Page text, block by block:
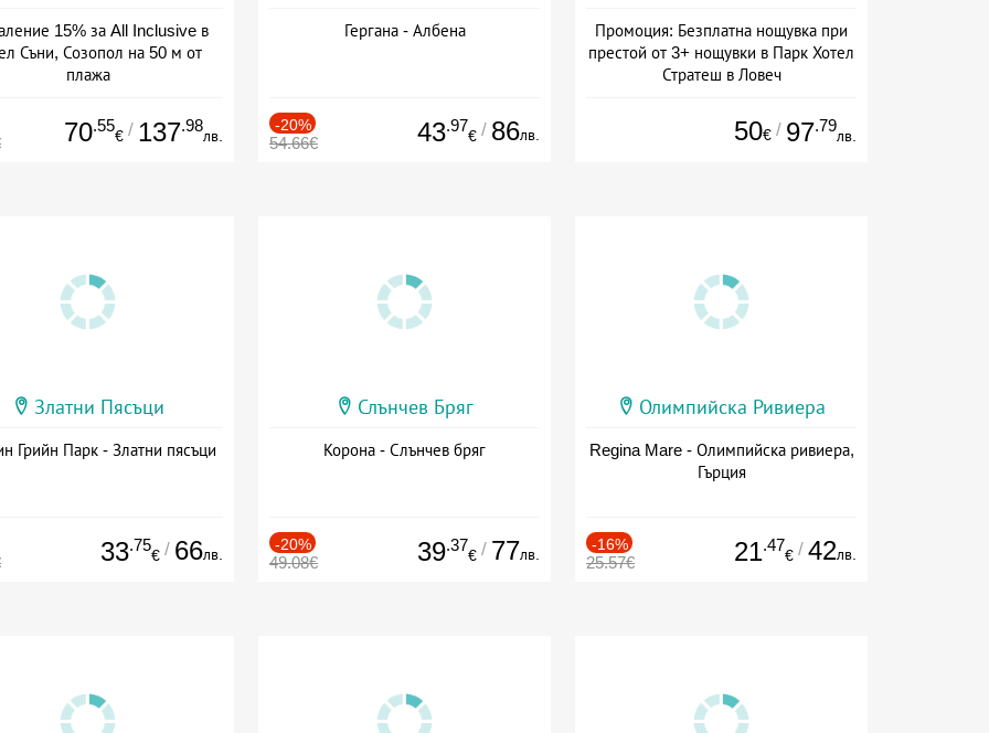
15% за All Inclusive в
Съни, Созопол на 50 м от
плажа
70.55
€ / 137.98
лв.
Гергана - Албена
-20%
54.66€ 43.97
€ / 86лв.
Промоция: Безплатна нощувка при
престой от 3+ нощувки в Парк Хотел
Стратеш в Ловеч
50€ / 97.79
лв.
Златни Пясъци
Грийн Парк - Златни пясъци
33.75
€ / 66лв.
Слънчев Бряг
Корона - Слънчев бряг
-20%
49.08€ 39.37
€ / 77лв.
Олимпийска Ривиера
Regina Mare - Олимпийска ривиера,
Гърция
-16%
25.57€ 21.47
€ / 42лв.